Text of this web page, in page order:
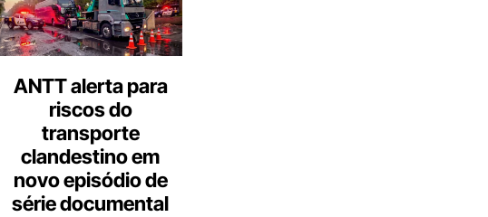
ANTT alerta para
riscos do
transporte
clandestino em
novo episódio de
série documental